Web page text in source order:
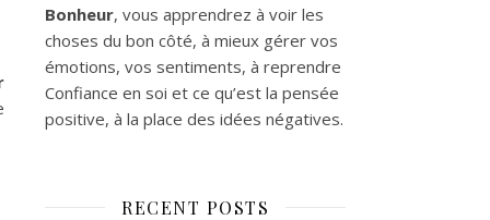
Bonheur, vous apprendrez à voir les
choses du bon côté, à mieux gérer vos
émotions, vos sentiments, à reprendre
Confiance en soi et ce qu’est la pensée
positive, à la place des idées négatives.
RECENT POSTS